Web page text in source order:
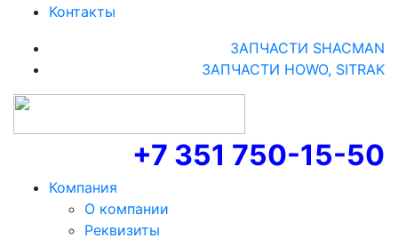
Контакты
ЗАПЧАСТИ SHACMAN
ЗАПЧАСТИ HOWO, SITRAK
+7 351 750-15-50
Компания
О компании
Реквизиты